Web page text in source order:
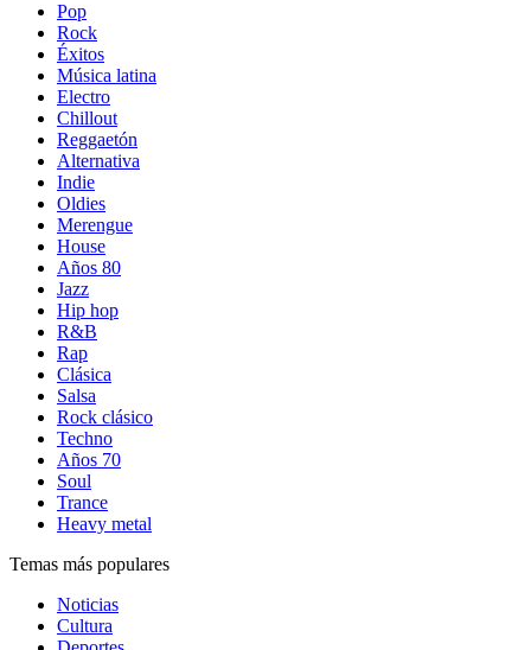
Pop
Rock
Éxitos
Música latina
Electro
Chillout
Reggaetón
Alternativa
Indie
Oldies
Merengue
House
Años 80
Jazz
Hip hop
R&B
Rap
Clásica
Salsa
Rock clásico
Techno
Años 70
Soul
Trance
Heavy metal
Temas más populares
Noticias
Cultura